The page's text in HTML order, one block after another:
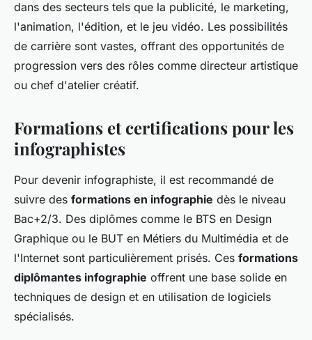
dans des secteurs tels que la publicité, le marketing,
l'animation, l'édition, et le jeu vidéo. Les possibilités
de carrière sont vastes, offrant des opportunités de
progression vers des rôles comme directeur artistique
ou chef d'atelier créatif.
Formations et certifications pour les
infographistes
Pour devenir infographiste, il est recommandé de
suivre des formations en infographie dès le niveau
Bac+2/3. Des diplômes comme le BTS en Design
Graphique ou le BUT en Métiers du Multimédia et de
l'Internet sont particulièrement prisés. Ces formations
diplômantes infographie offrent une base solide en
techniques de design et en utilisation de logiciels
spécialisés.